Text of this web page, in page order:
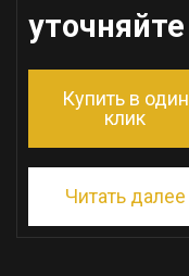
уточняйте
Купить в один
клик
Читать далее